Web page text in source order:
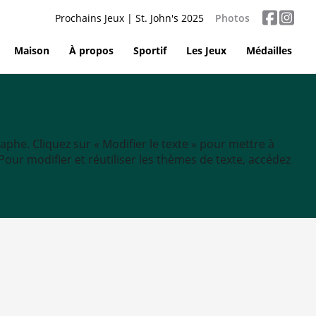
Prochains Jeux | St. John's 2025 Photos
Maison À propos Sportif Les Jeux Médailles
Cliquez sur « Modifier le texte » pour mettre à
modifier et réutiliser les thèmes de texte, accédez